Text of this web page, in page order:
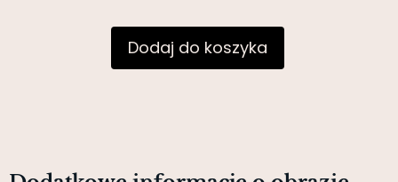
Dodaj do koszyka